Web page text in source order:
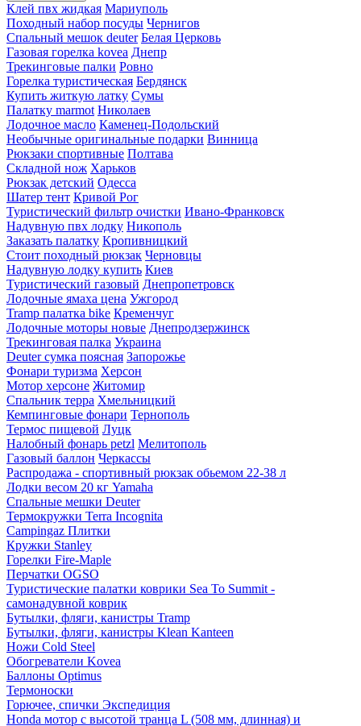
Клей пвх жидкая Мариуполь
Походный набор посуды Чернигов
Спальный мешок deuter Белая Церковь
Газовая горелка kovea Днепр
Трекинговые палки Ровно
Горелка туристическая Бердянск
Купить житкую латку Сумы
Палатку marmot Николаев
Лодочное масло Каменец-Подольский
Необычные оригинальные подарки Винница
Рюкзаки спортивные Полтава
Складной нож Харьков
Рюкзак детский Одесса
Шатер тент Кривой Рог
Туристический фильтр очистки Ивано-Франковск
Надувную пвх лодку Никополь
Заказать палатку Кропивницкий
Стоит походный рюкзак Черновцы
Надувную лодку купить Киев
Туристический газовый Днепропетровск
Лодочные ямаха цена Ужгород
Tramp палатка bike Кременчуг
Лодочные моторы новые Днепродзержинск
Трекинговая палка Украина
Deuter сумка поясная Запорожье
Фонари туризма Херсон
Мотор херсоне Житомир
Спальник терра Хмельницкий
Кемпинговые фонари Тернополь
Термос пищевой Луцк
Налобный фонарь petzl Мелитополь
Газовый баллон Черкассы
Распродажа - спортивный рюкзак обьемом 22-38 л
Лодки весом 20 кг Yamaha
Спальные мешки Deuter
Термокружки Terra Incognita
Campingaz Плитки
Кружки Stanley
Горелки Fire-Maple
Перчатки OGSO
Туристические палатки коврики Sea To Summit -
самонадувной коврик
Бутылки, фляги, канистры Tramp
Бутылки, фляги, канистры Klean Kanteen
Ножи Cold Steel
Обогреватели Kovea
Баллоны Optimus
Термоноски
Горючее, спички Экспедиция
Honda мотор с высотой транца L (508 мм, длинная) и